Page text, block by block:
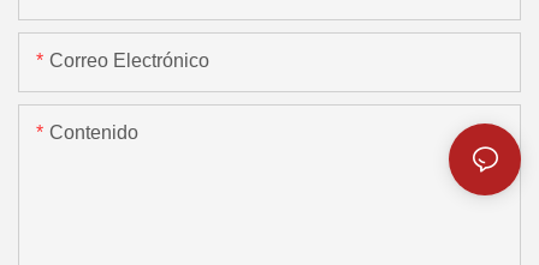
Correo Electrónico
Contenido